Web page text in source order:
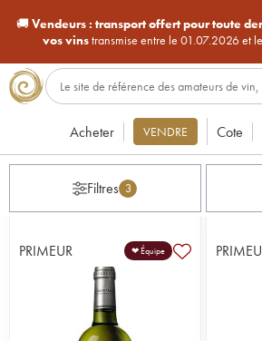
🚚Vendeurs : transport offert pour toute
vos vinstransmise entre le 01.07.2026 et
Acheter VENDRE Cote
Filtres 3
PRIMEUR ❤ Équipe